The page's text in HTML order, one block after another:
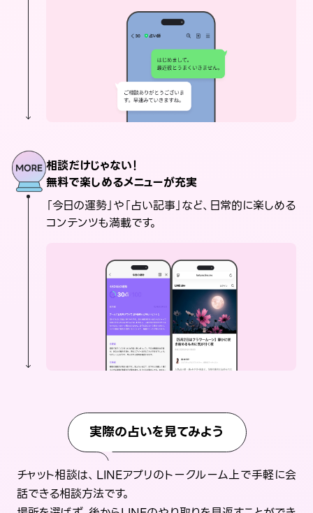
相談だけじゃない！
無料で楽しめるメニューが充実
「今日の運勢」や「占い記事」など、日常的に楽しめる
コンテンツも満載です。
実際の占いを見てみよう
チャット相談は、LINEアプリのトークルーム上で手軽に会
話できる相談方法です。